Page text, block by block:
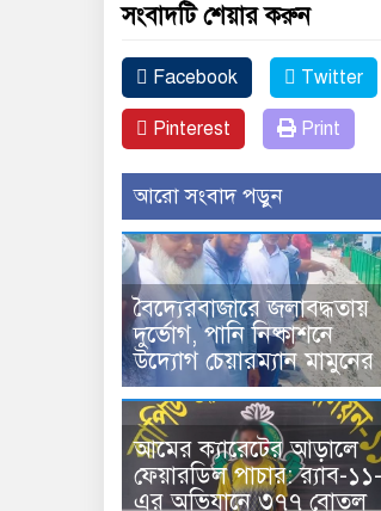
সংবাদটি শেয়ার করুন
Facebook Twitter
Pinterest Print
আরো সংবাদ পড়ুন
বৈদ্যেরবাজারে জলাবদ্ধতায়
দুর্ভোগ, পানি নিষ্কাশনে
উদ্যোগ চেয়ারম্যান মামুনের
আমের ক্যারেটের আড়ালে
ফেয়ারডিল পাচার: র‍্যাব-১১-
এর অভিযানে ৩৭৭ বোতল